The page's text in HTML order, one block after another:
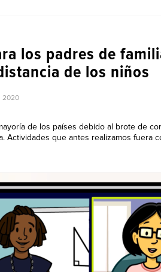
los padres de
de los niños
2020
de los países debido al brote de
Actividades que antes realizamos fuera